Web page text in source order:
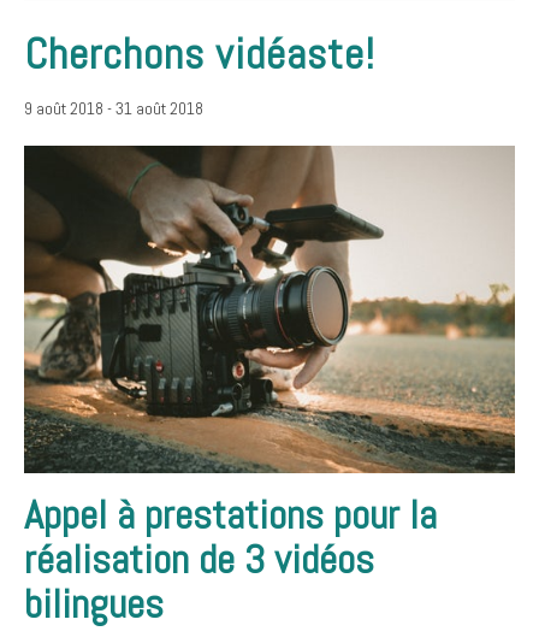
Cherchons vidéaste!
9 août 2018 -31 août 2018
Appel à prestations pour la
réalisation de 3 vidéos
bilingues